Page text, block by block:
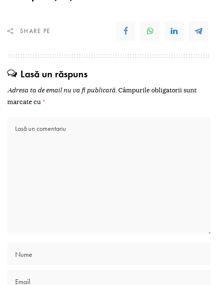
SHARE PE
Lasă un răspuns
Adresa ta de email nu va fi publicată.Câmpurile obligatorii sunt
marcate cu *